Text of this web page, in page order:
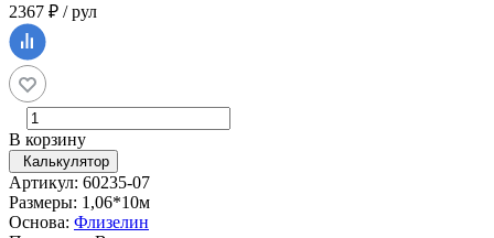
2367 ₽ / рул
В корзину
Калькулятор
Артикул: 60235-07
Размеры: 1,06*10м
Основа: Флизелин